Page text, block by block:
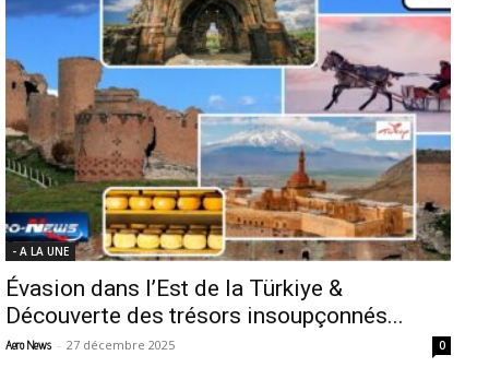
- A LA UNE
Évasion dans l’Est de la Türkiye &
Découverte des trésors insoupçonnés...
Aero News - 27 décembre 2025 0